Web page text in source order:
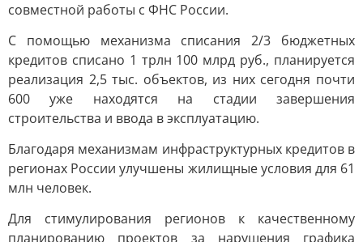
совместной работы с ФНС России.
С помощью механизма списания 2/3 бюджетных
кредитов списано 1 трлн 100 млрд руб., планируется
реализация 2,5 тыс. объектов, из них сегодня почти
600 уже находятся на стадии завершения
строительства и ввода в эксплуатацию.
Благодаря механизмам инфраструктурных кредитов в
регионах России улучшены жилищные условия для 61
млн человек.
Для стимулирования регионов к качественному
планированию проектов за нарушения графика